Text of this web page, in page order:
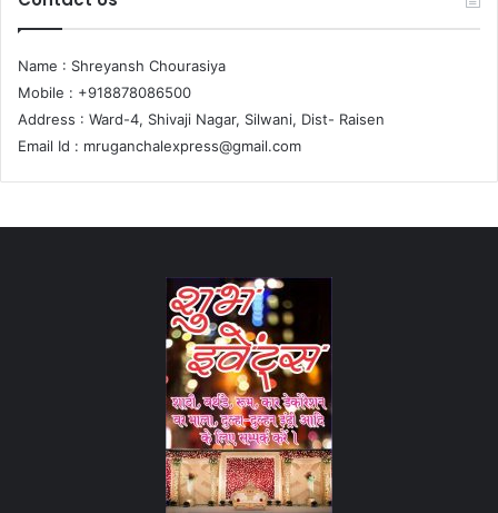
Name : Shreyansh Chourasiya
Mobile : +918878086500
Address : Ward-4, Shivaji Nagar, Silwani, Dist- Raisen
Email Id : mruganchalexpress@gmail.com